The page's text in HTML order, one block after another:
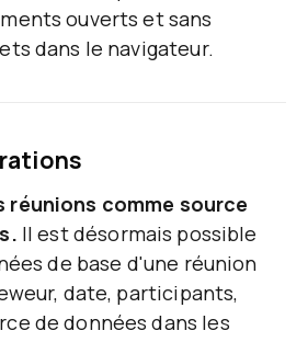
ouverts et sans
dans le navigateur.
réunions comme source
Il est désormais possible
de base d'une réunion
date, participants,
de données dans les